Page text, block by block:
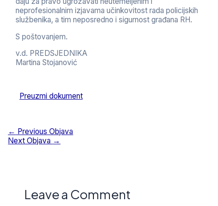
neprofesionalnim izjavama učinkovitost rada policijskih
službenika, a tim neposredno i sigurnost građana RH.
S poštovanjem.
v.d. PREDSJEDNIKA
Martina Stojanović
Preuzmi dokument
Navigacija
objava
← Previous Objava
Next Objava →
Leave a Comment